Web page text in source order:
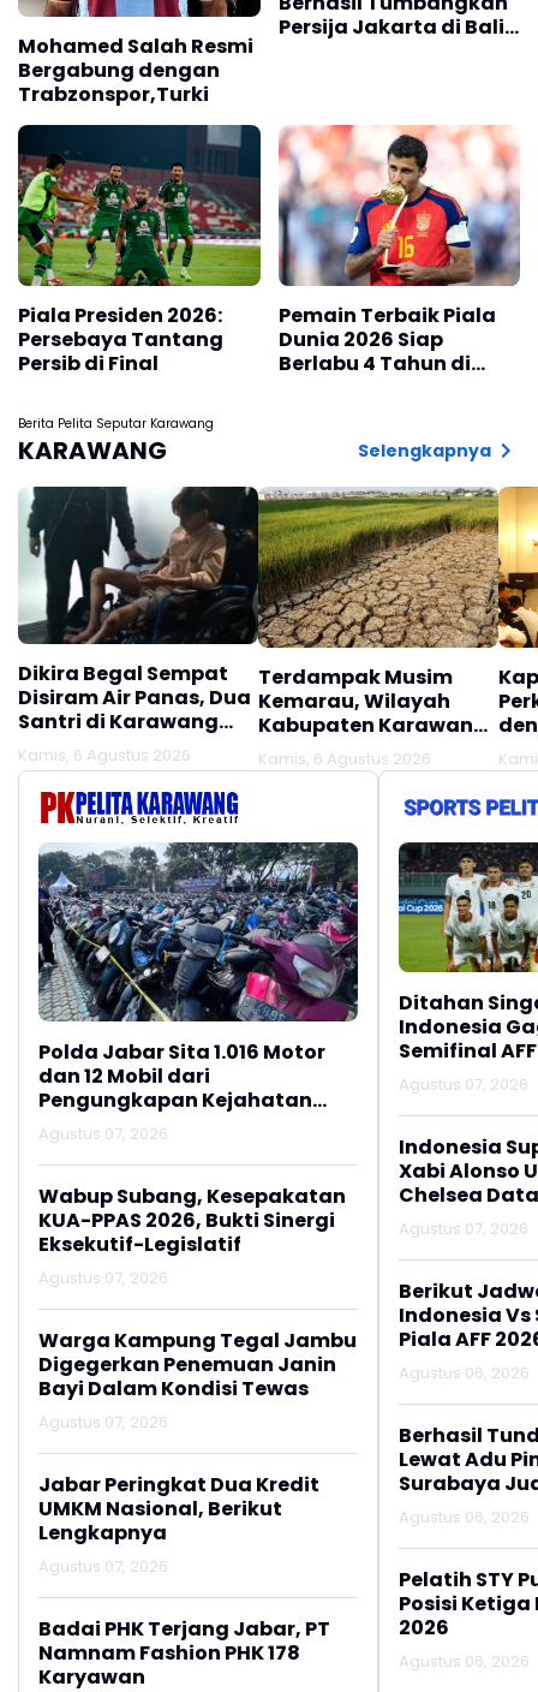
Mohamed Salah Resmi
Bergabung dengan
Trabzonspor,Turki
Persija Jakarta di Bali,
Piala Presiden 2026:
Persebaya Tantang
Persib di Final
Pemain Terbaik Piala
Dunia 2026 Siap
Berlabu 4 Tahun di
Berita Pelita Seputar Karawang
KARAWANG Selengkapnya
Dikira Begal Sempat
Disiram Air Panas, Dua
Santri di Karawang
Terluka Akibat Aksi
Oknum Linmas
Kamis, 6 Agustus 2026
Terdampak Musim
Kemarau, Wilayah
Kabupaten Karawang
Kekeringan Makin
Meluas
Kamis, 6 Agustus 2026
Polda Jabar Sita 1.016 Motor
dan 12 Mobil dari
Pengungkapan Kejahatan
Jalanan
Agustus 07, 2026
Wabup Subang, Kesepakatan
KUA-PPAS 2026, Bukti Sinergi
Eksekutif-Legislatif
Agustus 07, 2026
Warga Kampung Tegal Jambu
Digegerkan Penemuan Janin
Bayi Dalam Kondisi Tewas
Agustus 07, 2026
Jabar Peringkat Dua Kredit
UMKM Nasional, Berikut
Lengkapnya
Agustus 07, 2026
Badai PHK Terjang Jabar, PT
Namnam Fashion PHK 178
Karyawan
Ditahan
Indonesia
Semifinal
Agustus 07, 2026
Indonesia
Xabi Alonso
Chelsea
Agustus 07, 2026
Berikut
Indonesia
Piala AFF
Agustus 06, 2026
Berhasil
Lewat Adu
Surabaya
2026
Agustus 06, 2026
Pelatih STY
Posisi Ketiga
2026
Agustus 06, 2026